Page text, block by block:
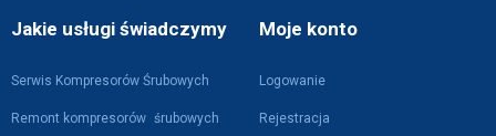
Jakie usługi świadczymy
Serwis Kompresorów Śrubowych
Remont kompresorów śrubowych
Moje konto
Logowanie
Rejestracja